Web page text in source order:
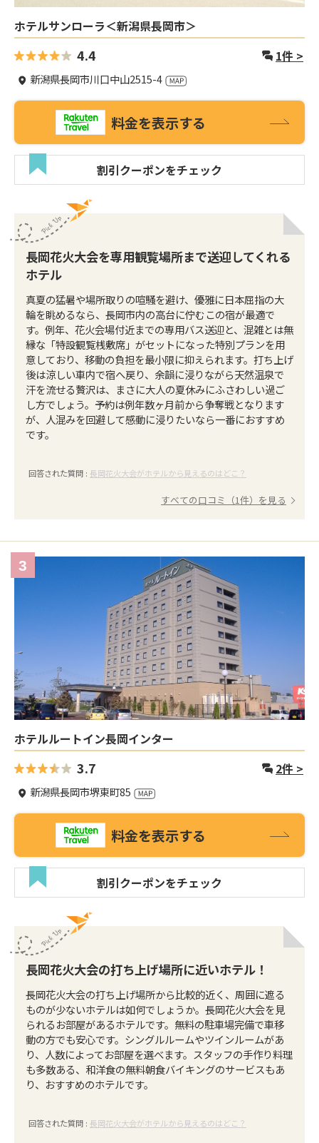
ホテルサンローラ＜新潟県長岡市＞
4.4 1件 >
新潟県長岡市川口中山2515-4
料金を表示する
割引クーポンをチェック
長岡花火大会を専用観覧場所まで送迎してくれる
ホテル
真夏の猛暑や場所取りの喧騒を避け、優雅に日本屈指の大
輪を眺めるなら、長岡市内の高台に佇むこの宿が最適で
す。例年、花火会場付近までの専用バス送迎と、混雑とは無
縁な「特設観覧桟敷席」がセットになった特別プランを用
意しており、移動の負担を最小限に抑えられます。打ち上げ
後は涼しい車内で宿へ戻り、余韻に浸りながら天然温泉で
汗を流せる贅沢は、まさに大人の夏休みにふさわしい過ご
し方でしょう。予約は例年数ヶ月前から争奪戦となります
が、人混みを回避して感動に浸りたいなら一番におすすめ
です。
回答された質問 : 長岡花火大会がホテルから見えるのはどこ？
すべての口コミ（1件）を見る
3
ホテルルートイン長岡インター
3.7 2件 >
新潟県長岡市堺東町85
料金を表示する
割引クーポンをチェック
長岡花火大会の打ち上げ場所に近いホテル！
長岡花火大会の打ち上げ場所から比較的近く、周囲に遮る
ものが少ないホテルは如何でしょうか。長岡花火大会を見
られるお部屋があるホテルです。無料の駐車場完備で車移
動の方でも安心です。シングルルームやツインルームがあ
り、人数によってお部屋を選べます。スタッフの手作り料理
も多数ある、和洋食の無料朝食バイキングのサービスもあ
り、おすすめのホテルです。
回答された質問 : 長岡花火大会がホテルから見えるのはどこ？